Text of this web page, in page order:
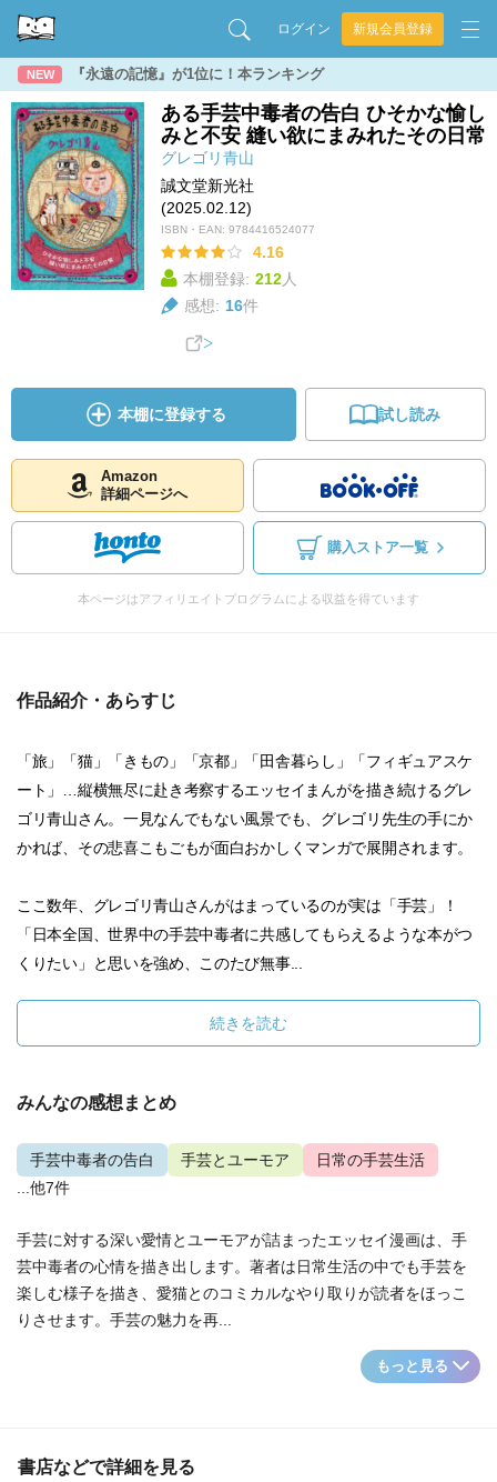
ログイン 新規会員登録
NEW 『永遠の記憶』が1位に！本ランキング
ある手芸中毒者の告白 ひそかな愉し
みと不安 縫い欲にまみれたその日常
グレゴリ青山
誠文堂新光社
(2025.02.12)
ISBN・EAN: 9784416524077
4.16
本棚登録: 212人
感想: 16件
本棚に登録する 試し読み
Amazon
詳細ページへ
購入ストア一覧
本ページはアフィリエイトプログラムによる収益を得ています
作品紹介・あらすじ
「旅」「猫」「きもの」「京都」「田舎暮らし」「フィギュアスケ
ート」…縦横無尽に赴き考察するエッセイまんがを描き続けるグレ
ゴリ青山さん。一見なんでもない風景でも、グレゴリ先生の手にか
かれば、その悲喜こもごもが面白おかしくマンガで展開されます。
ここ数年、グレゴリ青山さんがはまっているのが実は「手芸」！
「日本全国、世界中の手芸中毒者に共感してもらえるような本がつ
くりたい」と思いを強め、このたび無事...
続きを読む
みんなの感想まとめ
手芸中毒者の告白 手芸とユーモア
日常の手芸生活
...他7件
手芸に対する深い愛情とユーモアが詰まったエッセイ漫画は、手
芸中毒者の心情を描き出します。著者は日常生活の中でも手芸を
楽しむ様子を描き、愛猫とのコミカルなやり取りが読者をほっこ
りさせます。手芸の魅力を再...
もっと見る
書店などで詳細を見る